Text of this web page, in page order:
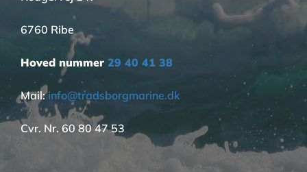
6760 Ribe
Hoved nummer 29 40 41 38
Mail:info@tradsborgmarine.dk
Cvr. Nr. 60 80 47 53